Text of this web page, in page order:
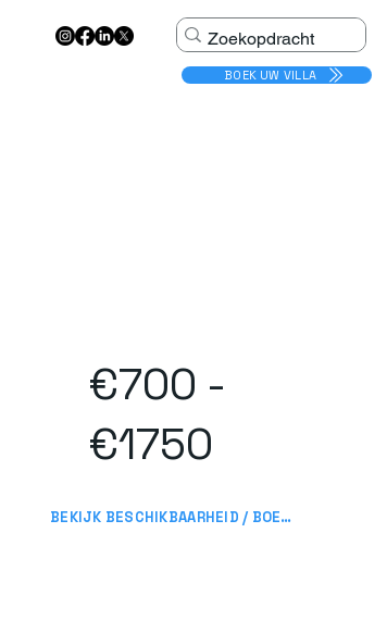
BOEK UW VILLA
€700 -
€1750
BEKIJK BESCHIKBAARHEID / BOEK NU